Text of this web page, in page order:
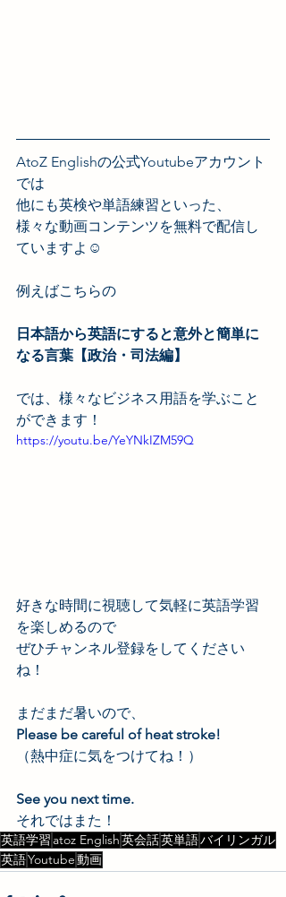
AtoZ Englishの公式Youtubeアカウント
では
他にも英検や単語練習といった、
様々な動画コンテンツを無料で配信し
ていますよ☺️
例えばこちらの
日本語から英語にすると意外と簡単に
なる言葉【政治・司法編】
では、様々なビジネス用語を学ぶこと
ができます！
https://youtu.be/YeYNkIZM59Q
好きな時間に視聴して気軽に英語学習
を楽しめるので
ぜひチャンネル登録をしてください
ね！
まだまだ暑いので、
Please be careful of heat stroke!
（熱中症に気をつけてね！）
See you next time.
それではまた！
英語学習 atoz English英会話英単語バイリンガル
英語Youtube動画